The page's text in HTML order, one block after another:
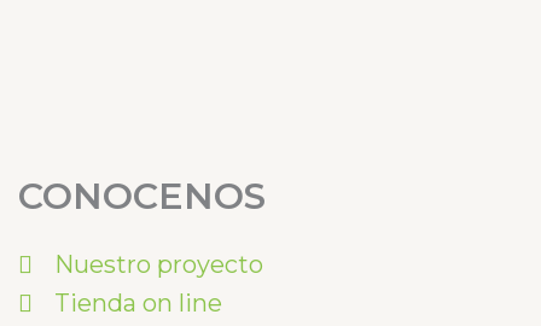
CONOCENOS
Nuestro proyecto
Tienda on line